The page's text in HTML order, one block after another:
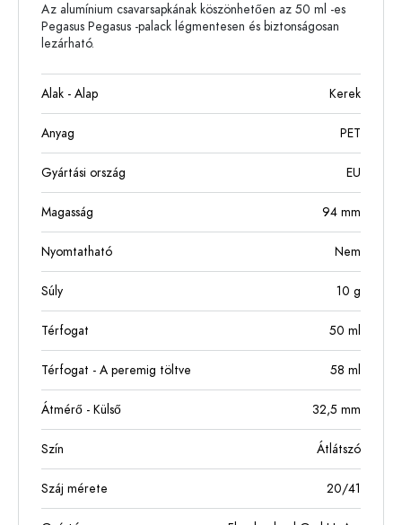
Az alumínium csavarsapkának köszönhetően az 50 ml -es
Pegasus Pegasus -palack légmentesen és biztonságosan
lezárható.
Alak - Alap Kerek
Anyag PET
Gyártási ország EU
Magasság 94 mm
Nyomtatható Nem
Súly 10 g
Térfogat 50 ml
Térfogat - A peremig töltve 58 ml
Átmérő - Külső 32,5 mm
Szín Átlátszó
Száj mérete 20/41